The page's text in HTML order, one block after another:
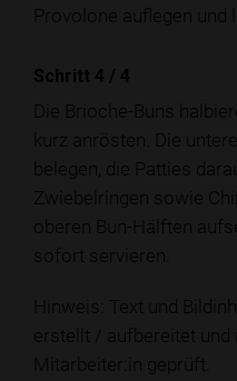
Provolone auflegen und
Schritt 4 / 4
Die Brioche-Buns
kurz anrösten. Die
belegen, die Patties
Zwiebelringen sowie
oberen Bun-Hälften
sofort servieren.
Hinweis: Text und
erstellt / aufbereitet und
Mitarbeiter:in geprüft.